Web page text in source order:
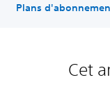
Plans
Cet